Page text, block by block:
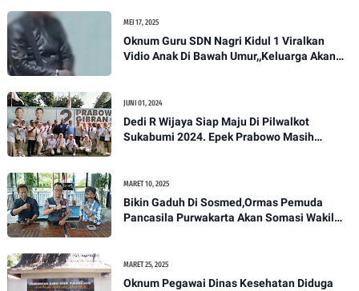
MEI 17, 2025
Oknum Guru SDN Nagri Kidul 1 Viralkan
Vidio Anak Di Bawah Umur,,Keluarga Akan
JUNI 01, 2024
Dedi R Wijaya Siap Maju Di Pilwalkot
Sukabumi 2024. Epek Prabowo Masih
MARET 10, 2025
Bikin Gaduh Di Sosmed,Ormas Pemuda
Pancasila Purwakarta Akan Somasi Wakil
MARET 25, 2025
Oknum Pegawai Dinas Kesehatan Diduga